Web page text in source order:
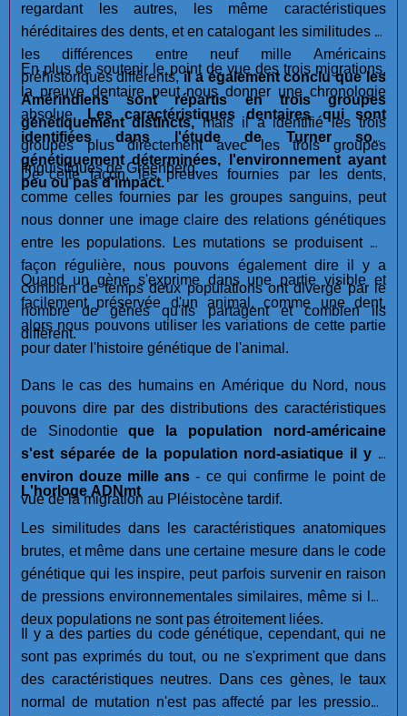
regardant les autres, les même caractéristiques
héréditaires des dents, et en catalogant les similitudes et
les différences entre neuf mille Américains
préhistoriques différents,il a également conclu que les
Amérindiens sont répartis en trois groupes
génétiquement distincts,mais il a identifié les trois
groupes plus directement avec les trois groupes
linguistiques de Greenberg.
En plus de soutenir le point de vue des trois migrations,
la preuve dentaire peut nous donner une chronologie
absolue. Les caractéristiques dentaires qui sont
identifiées dans l'étude de Turner sont
génétiquement déterminées, l'environnement ayant
peu ou pas d'impact.
De cette façon, les preuves fournies par les dents,
comme celles fournies par les groupes sanguins, peut
nous donner une image claire des relations génétiques
entre les populations. Les mutations se produisent de
façon régulière, nous pouvons également dire il y a
combien de temps deux populations ont divergé par le
nombre de gènes qu'ils partagent et combien ils
diffèrent.
Quand un gène s'exprime dans une partie visible et
facilement préservée d'un animal, comme une dent,
alors nous pouvons utiliser les variations de cette partie
pour dater l'histoire génétique de l'animal.
Dans le cas des humains en Amérique du Nord, nous
pouvons dire par des distributions des caractéristiques
de Sinodontie que la population nord-américaine
s'est séparée de la population nord-asiatique il y a
environ douze mille ans - ce qui confirme le point de
vue de la migration au Pléistocène tardif.
L'horloge ADNmt
Les similitudes dans les caractéristiques anatomiques
brutes, et même dans une certaine mesure dans le code
génétique qui les inspire, peut parfois survenir en raison
de pressions environnementales similaires, même si les
deux populations ne sont pas étroitement liées.
Il y a des parties du code génétique, cependant, qui ne
sont pas exprimés du tout, ou ne s'expriment que dans
des caractéristiques neutres. Dans ces gènes, le taux
normal de mutation n'est pas affecté par les pressions